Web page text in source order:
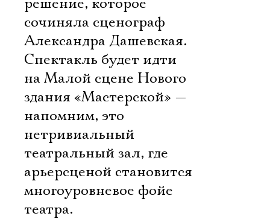
решение, которое
сочиняла сценограф
Александра Дашевская.
Спектакль будет идти
на Малой сцене Нового
здания «Мастерской» —
напомним, это
нетривиальный
театральный зал, где
арьерсценой становится
многоуровневое фойе
театра.